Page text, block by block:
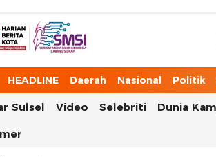
Setiap Detil, Sudut, dan Cerita Kota
HEADLINE Daerah Nasional Politik
Sulsel Video Selebriti Dunia